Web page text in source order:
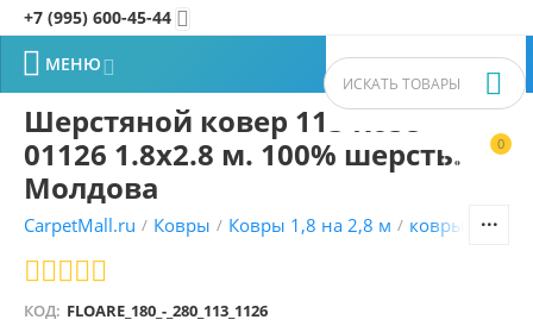
+7 (995) 600-45-44 
0



 МЕНЮ
Шерстяной ковер 113 Rose
01126 1.8x2.8 м. 100% шерсть.
Молдова
CarpetMall.ru / Ковры / Ковры 1,8 на 2,8 м / ковры
КОД: FLOARE_180_-_280_113_1126